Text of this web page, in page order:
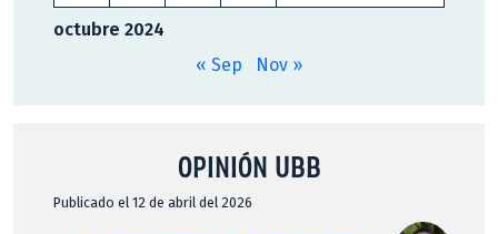
octubre 2024
« Sep Nov »
OPINIÓN UBB
Publicado el 12 de abril del 2026